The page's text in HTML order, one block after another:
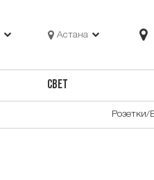
Астана
СВЕТ